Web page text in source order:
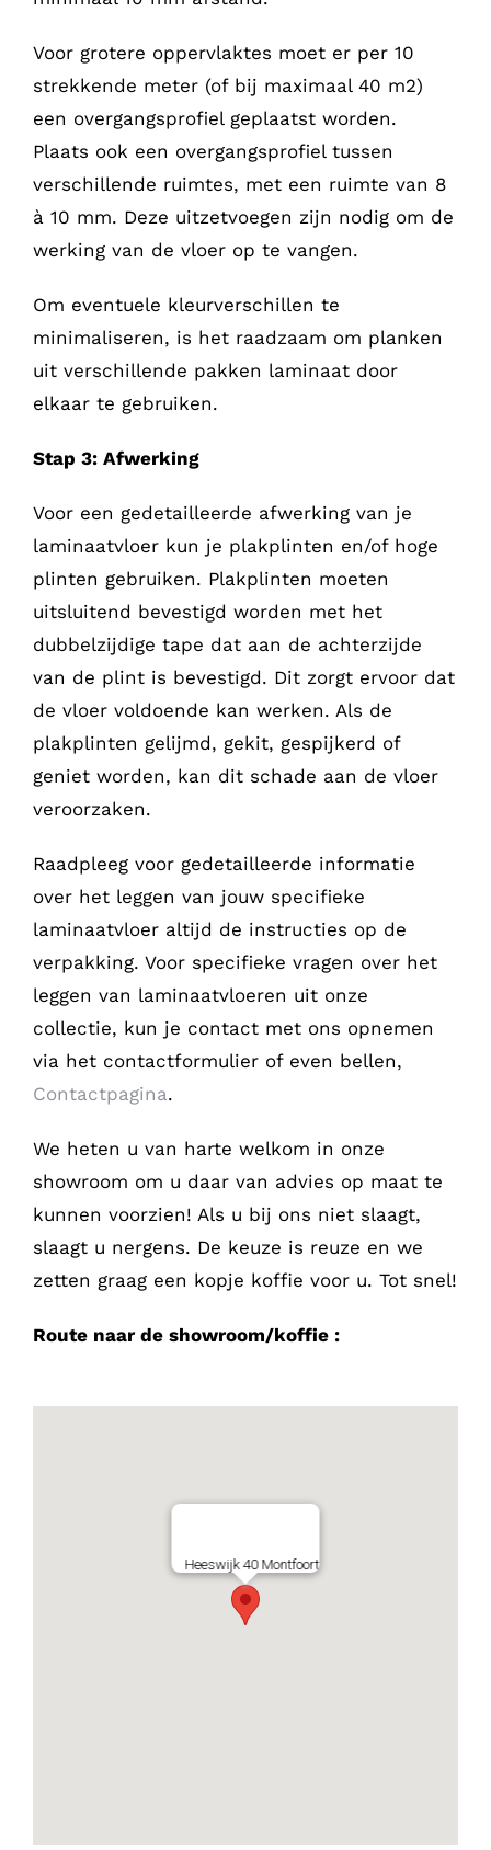
Voor grotere oppervlaktes moet er per 10
strekkende meter (of bij maximaal 40 m2)
een overgangsprofiel geplaatst worden.
Plaats ook een overgangsprofiel tussen
verschillende ruimtes, met een ruimte van 8
à 10 mm. Deze uitzetvoegen zijn nodig om de
werking van de vloer op te vangen.
Om eventuele kleurverschillen te
minimaliseren, is het raadzaam om planken
uit verschillende pakken laminaat door
elkaar te gebruiken.
Stap 3: Afwerking
Voor een gedetailleerde afwerking van je
laminaatvloer kun je plakplinten en/of hoge
plinten gebruiken. Plakplinten moeten
uitsluitend bevestigd worden met het
dubbelzijdige tape dat aan de achterzijde
van de plint is bevestigd. Dit zorgt ervoor dat
de vloer voldoende kan werken. Als de
plakplinten gelijmd, gekit, gespijkerd of
geniet worden, kan dit schade aan de vloer
veroorzaken.
Raadpleeg voor gedetailleerde informatie
over het leggen van jouw specifieke
laminaatvloer altijd de instructies op de
verpakking. Voor specifieke vragen over het
leggen van laminaatvloeren uit onze
collectie, kun je contact met ons opnemen
via het contactformulier of even bellen,
Contactpagina.
We heten u van harte welkom in onze
showroom om u daar van advies op maat te
kunnen voorzien! Als u bij ons niet slaagt,
slaagt u nergens. De keuze is reuze en we
zetten graag een kopje koffie voor u. Tot snel!
Route naar de showroom/koffie :
Heeswijk 40 Montfoort